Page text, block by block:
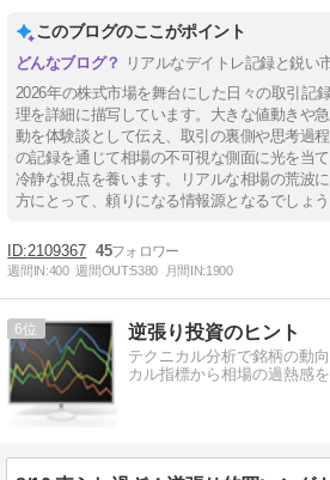
このブログのここがポイント
リアルなデイトレ記録と鋭い
2026年の株式市場を舞台にした日々の取引記
理を詳細に描写しています。大きな値動きや
動を体験談として伝え、取引の裏側や思考過
の記録を通じて相場の不可視な側面に光を当
冷静な視点を養います。リアルな相場の荒波
方にとって、頼りになる情報源となるでしょう
2109367 45
週間IN:400 週間OUT:5380 月間IN:1900
6 逆張り投資のヒント
テクニカル分析で銘柄の動
カル指標から相場の過熱感を